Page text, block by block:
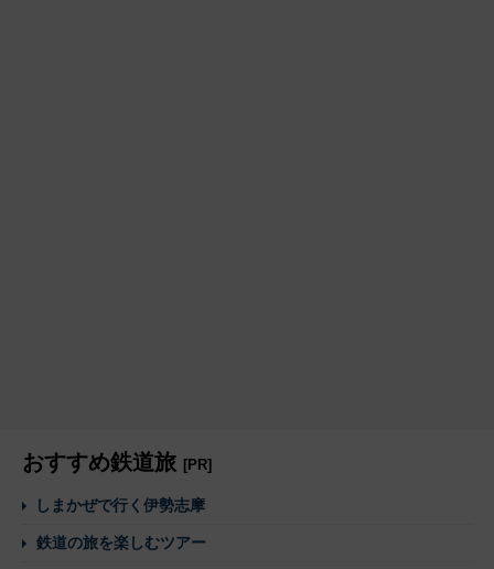
おすすめ鉄道旅 [PR]
しまかぜで行く伊勢志摩
鉄道の旅を楽しむツアー